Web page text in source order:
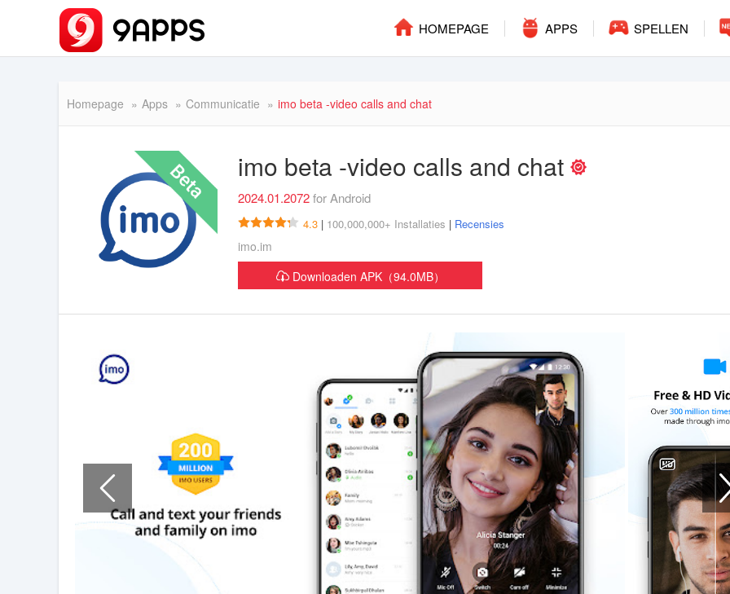
HOMEPAGE APPS SPELLEN
Homepage Apps Communicatie imo beta -video calls and chat
imo beta -video calls and chat
2024.01.2072for Android
4.3 | 100,000,000+ Installaties | Recensies
imo.im
Downloaden APK（94.0MB）